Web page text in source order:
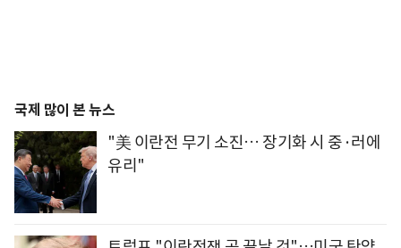
국제 많이 본 뉴스
"美 이란전 무기 소진… 장기화 시 중·러에
유리"